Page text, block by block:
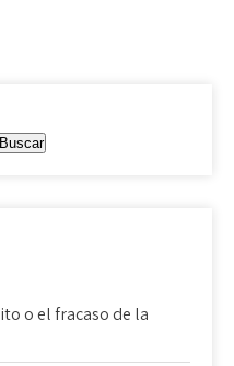
Buscar
o el fracaso de la